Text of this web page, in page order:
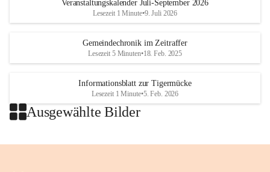
Veranstaltungskalender Juli-September 2026
Lesezeit 1 Minute•9. Juli 2026
Gemeindechronik im Zeitraffer
Lesezeit 5 Minuten•18. Feb. 2025
Informationsblatt zur Tigermücke
Lesezeit 1 Minute•5. Feb. 2026
Ausgewählte Bilder
+2